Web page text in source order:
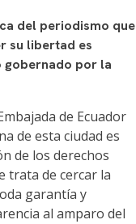
del periodismo que
su libertad es
gobernado por la
de Ecuador
de esta ciudad es
de los derechos
trata de cercar la
garantía y
al amparo del